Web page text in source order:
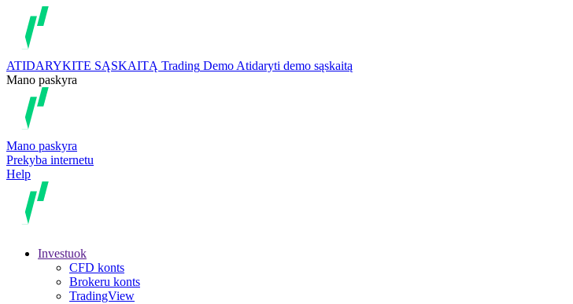
ATIDARYKITE SĄSKAITĄ Trading Demo Atidaryti demo sąskaitą
Mano paskyra
Mano paskyra
Prekyba internetu
Help
Investuok
CFD konts
Brokeru konts
TradingView